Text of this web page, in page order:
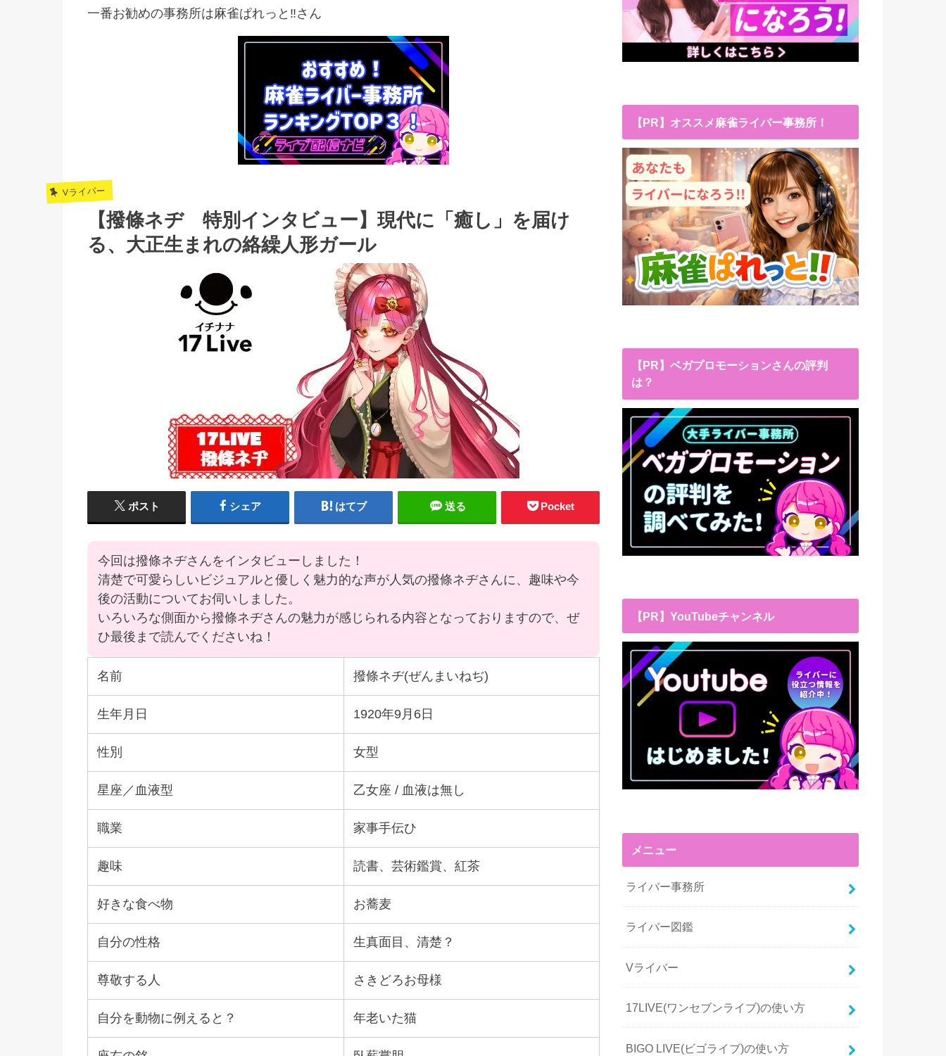
一番お勧めの事務所は麻雀ぱれっと‼︎さん
Vライバー
【撥條ネヂ 特別インタビュー】現代に「癒し」を届け
る、大正生まれの絡繰人形ガール
ポスト シェア はてブ 送る Pocket
今回は撥條ネヂさんをインタビューしました！
清楚で可愛らしいビジュアルと優しく魅力的な声が人気の撥條ネヂさんに、趣味や今
後の活動についてお伺いしました。
いろいろな側面から撥條ネヂさんの魅力が感じられる内容となっておりますので、ぜ
ひ最後まで読んでくださいね！
名前 撥條ネヂ(ぜんまいねぢ)
生年月日 1920年9月6日
性別 女型
星座／血液型 乙女座 / 血液は無し
職業 家事手伝ひ
趣味 読書、芸術鑑賞、紅茶
好きな食べ物 お蕎麦
自分の性格 生真面目、清楚？
尊敬する人 さきどろお母様
自分を動物に例えると？ 年老いた猫
【PR】オススメ麻雀ライバー事務所！
【PR】ベガプロモーションさんの評判
は？
【PR】YouTubeチャンネル
メニュー
ライバー事務所
ライバー図鑑
Vライバー
17LIVE(ワンセブンライブ)の使い方
BIGO LIVE(ビゴライブ)の使い方